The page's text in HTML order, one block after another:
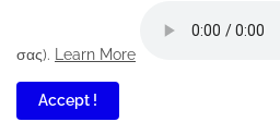
All Right Reserved Copyright ...
Home
σας). Learn More
Accept !